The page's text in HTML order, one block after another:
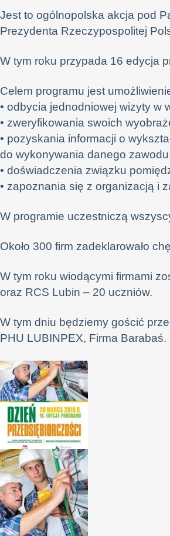
Jest to ogólnopolska akcja pod
Prezydenta Rzeczypospolitej
W tym roku przypada 16 edycja
Celem programu jest
• odbycia jednodniowej wizyty w
• zweryfikowania swoich
• pozyskania informacji o
do wykonywania danego
• doświadczenia związku
• zapoznania się z organizacją i
W programie uczestniczą
Około 300 firm zadeklarowało
W tym roku wiodącymi firmami
oraz RCS Lubin – 20 uczniów.
W tym dniu będziemy gościć
PHU LUBINPEX, Firma Barabaś.